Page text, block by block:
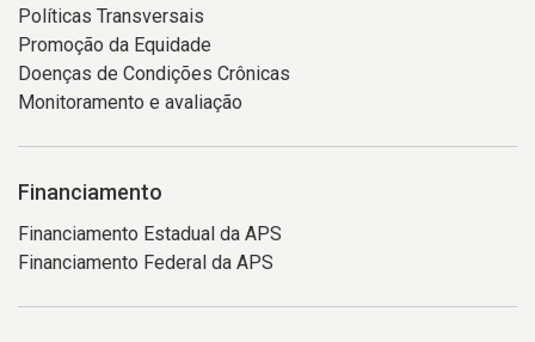
Políticas Transversais
Promoção da Equidade
Doenças de Condições Crônicas
Monitoramento e avaliação
Financiamento
Financiamento Estadual da APS
Financiamento Federal da APS